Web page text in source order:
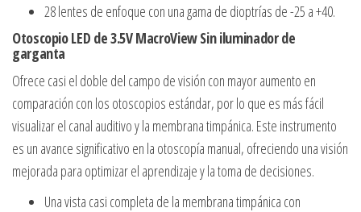
28 lentes de enfoque con una gama de dioptrías de -25 a +40.
Otoscopio LED de 3.5V MacroView Sin iluminador de
garganta
Ofrece casi el doble del campo de visión con mayor aumento en
comparación con los otoscopios estándar, por lo que es más fácil
visualizar el canal auditivo y la membrana timpánica. Este instrumento
es un avance significativo en la otoscopía manual, ofreciendo una visión
mejorada para optimizar el aprendizaje y la toma de decisiones.
Una vista casi completa de la membrana timpánica con